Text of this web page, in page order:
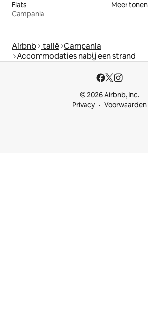
Flats
Campania
Meer tonen
Airbnb Italië Campania
Accommodaties nabij een strand
© 2026 Airbnb, Inc.
Privacy
Voorwaarden